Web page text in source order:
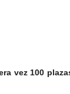
vez 100